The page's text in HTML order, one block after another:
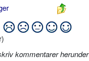
kommentarer herunder